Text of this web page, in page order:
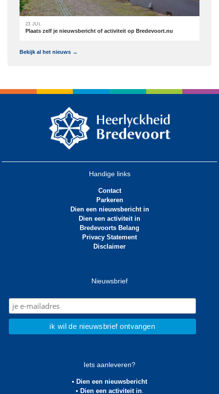
23 JUL
Plaats zelf je nieuwsbericht of activiteit op Bredevoort.nu
Bekijk al het nieuws →
Handige links
Contact
Parkeren
Dien een nieuwsbericht in
Dien een activiteit in
Bredevoorts Belang
Privacy Statement
Disclaimer
Nieuwsbrief
Iets aanleveren?
• Dien een nieuwsbericht
• Dien een activiteit in.